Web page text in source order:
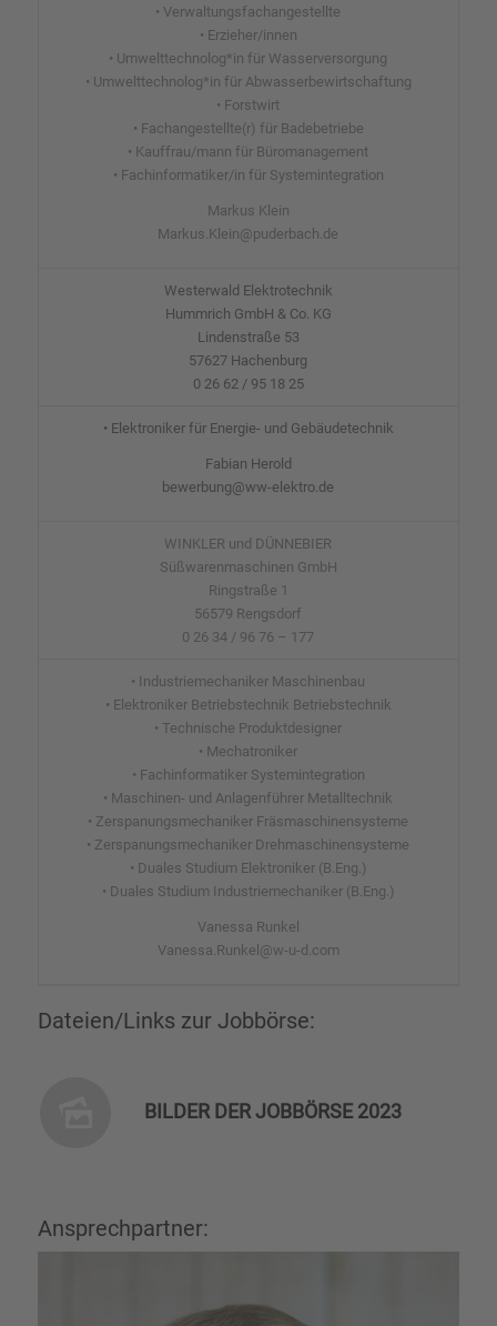
• Verwaltungsfachangestellte
• Erzieher/innen
• Umwelttechnolog*in für Wasserversorgung
• Umwelttechnolog*in für Abwasserbewirtschaftung
• Forstwirt
• Fachangestellte(r) für Badebetriebe
• Kauffrau/mann für Büromanagement
• Fachinformatiker/in für Systemintegration
Markus Klein
Markus.Klein@puderbach.de
Westerwald Elektrotechnik
Hummrich GmbH & Co. KG
Lindenstraße 53
57627 Hachenburg
0 26 62 / 95 18 25
• Elektroniker für Energie- und Gebäudetechnik
Fabian Herold
bewerbung@ww-elektro.de
WINKLER und DÜNNEBIER
Süßwarenmaschinen GmbH
Ringstraße 1
56579 Rengsdorf
0 26 34 / 96 76 – 177
• Industriemechaniker Maschinenbau
• Elektroniker Betriebstechnik Betriebstechnik
• Technische Produktdesigner
• Mechatroniker
• Fachinformatiker Systemintegration
• Maschinen- und Anlagenführer Metalltechnik
• Zerspanungsmechaniker Fräsmaschinensysteme
• Zerspanungsmechaniker Drehmaschinensysteme
• Duales Studium Elektroniker (B.Eng.)
• Duales Studium Industriemechaniker (B.Eng.)
Vanessa Runkel
Vanessa.Runkel@w-u-d.com
Dateien/Links zur Jobbörse:
BILDER DER JOBBÖRSE 2023
Ansprechpartner: